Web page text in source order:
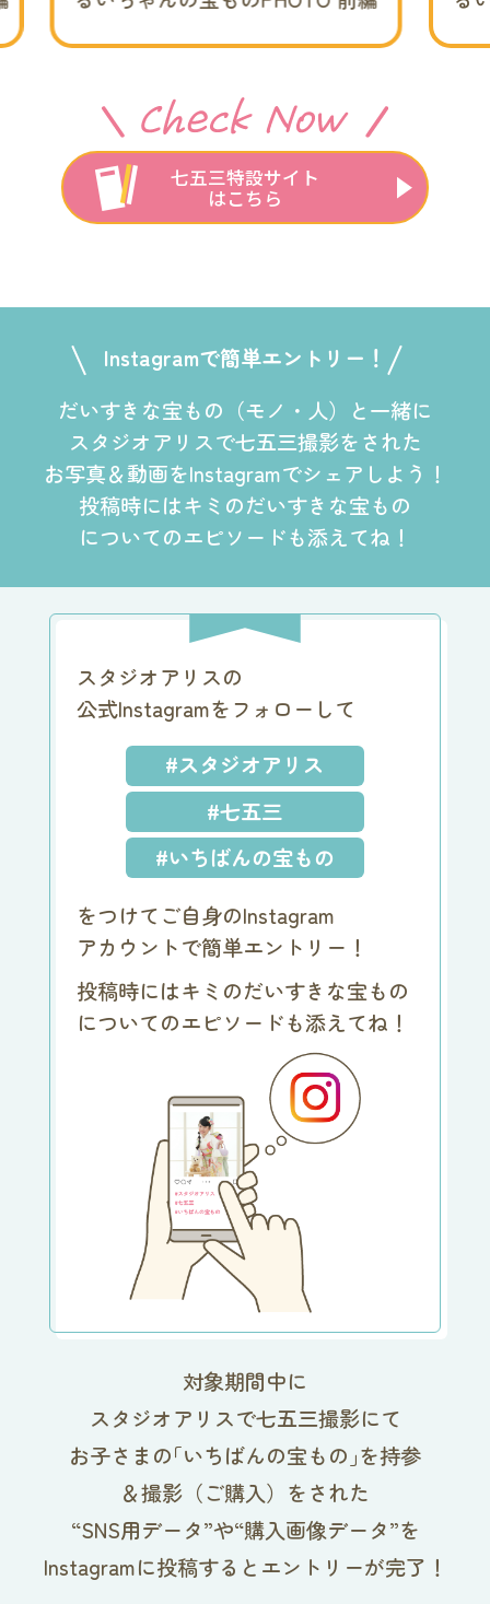
七五三特設サイト
はこちら
Instagramで簡単エントリー！
だいすきな宝もの（モノ・人）と一緒に
スタジオアリスで七五三撮影をされた
お写真＆動画をInstagramでシェアしよう！
投稿時にはキミのだいすきな宝もの
についてのエピソードも添えてね！
スタジオアリスの
公式Instagramをフォローして
#スタジオアリス
#七五三
#いちばんの宝もの
をつけてご自身のInstagram
アカウントで簡単エントリー！
投稿時にはキミのだいすきな宝もの
についてのエピソードも添えてね！
対象期間中に
スタジオアリスで七五三撮影にて
お子さまの「いちばんの宝もの 」を持参
＆撮影（ご購入）をされた
“SNS用データ”や“購入画像データ”を
Instagramに投稿するとエントリーが完了！